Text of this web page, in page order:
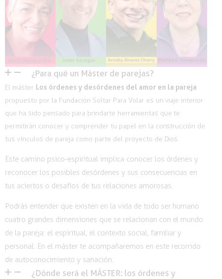
¿Para qué un Máster de parejas?
El máster Los órdenes y desórdenes del amor en la pareja
propuesto por la Fundación Soltar Para Volar es un viaje interior
que ha sido pensado para brindarte herramientas que te
permitirán conocer y comprender tu papel en la construcción de
tus vínculos de pareja como parte del proyecto de Dios.
Este camino psico-espiritual implica conocer los órdenes y
reconocer los posibles desórdenes y sus consecuencias en
tus aciertos o desafíos de tus relaciones amorosas.
Podrás entender que existen en la vida de todo ser humano
cuatro grandes dimensiones que se relacionan con el mundo
de la pareja: el espiritual, el contexto social, familiar y
personal. En el máster te acompañaremos en este recorrido
de autoconocimiento y sanación.
¿Dónde será el MÁSTER: los órdenes y